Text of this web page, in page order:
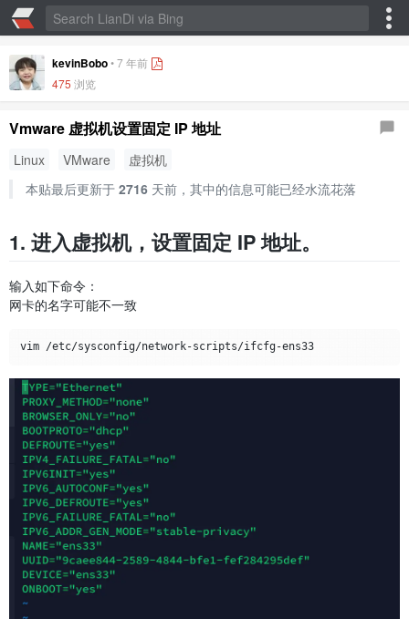
kevinBobo•7 年前
475 浏览
Vmware 虚拟机设置固定 IP 地址
Linux VMware
虚拟机
本贴最后更新于 2716天前，其中的信息可能已经水流花落
1. 进入虚拟机，设置固定 IP 地址。
输入如下命令：
网卡的名字可能不一致
vim /etc/sysconfig/network-scripts/ifcfg-ens33